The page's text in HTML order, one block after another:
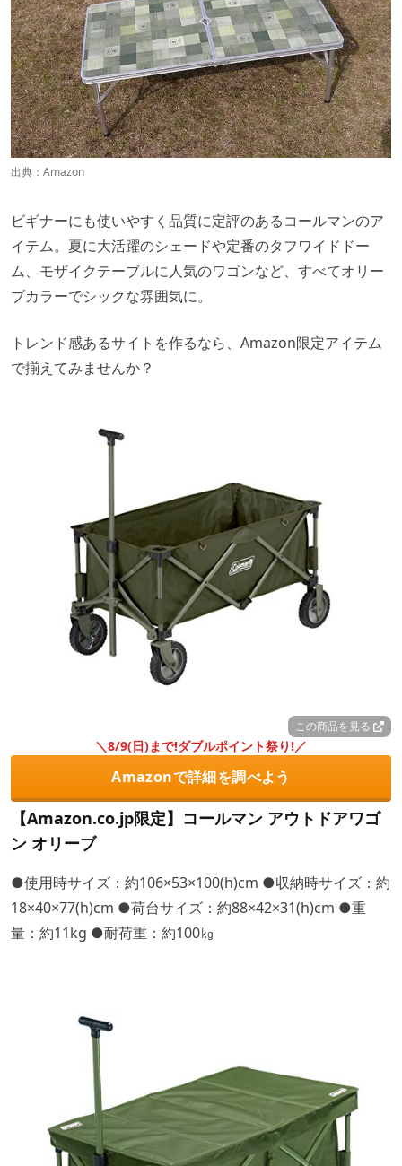
出典： Amazon
ビギナーにも使いやすく品質に定評のあるコールマンのア
イテム。夏に大活躍のシェードや定番のタフワイドドー
ム、モザイクテーブルに人気のワゴンなど、すべてオリー
ブカラーでシックな雰囲気に。
トレンド感あるサイトを作るなら、Amazon限定アイテム
で揃えてみませんか？
この商品を見る
＼8/9(日)まで!ダブルポイント祭り!／
Amazonで詳細を調べよう
【Amazon.co.jp限定】コールマン アウトドアワゴ
ン オリーブ
●使用時サイズ：約106×53×100(h)cm ●収納時サイズ：約
18×40×77(h)cm ●荷台サイズ：約88×42×31(h)cm ●重
量：約11kg ●耐荷重：約100㎏